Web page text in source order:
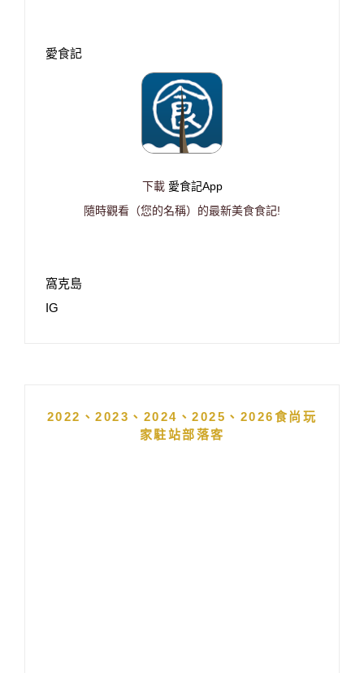
愛食記
下載 愛食記App
隨時觀看（您的名稱）的最新美食食記!
窩克島
IG
2022、2023、2024、2025、2026食尚玩
家駐站部落客